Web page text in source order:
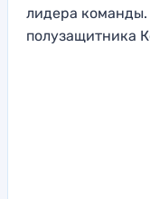
лидера
полузащитника